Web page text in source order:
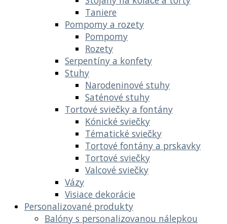
Taniere
Pompomy a rozety
Pompomy
Rozety
Serpentíny a konfety
Stuhy
Narodeninové stuhy
Saténové stuhy
Tortové sviečky a fontány
Kónické sviečky
Tématické sviečky
Tortové fontány a prskavky
Tortové sviečky
Valcové sviečky
Vázy
Visiace dekorácie
Personalizované produkty
Balóny s personalizovanou nálepkou